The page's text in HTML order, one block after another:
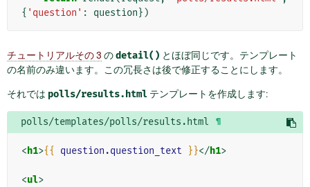
{ 'question' : question})
チュートリアルその 3 のdetail() とほぼ同じです。テンプレート
の名前のみ違います。この冗長さは後で修正することにします。
それでは polls/results.html テンプレートを作成します:
polls/templates/polls/results.html ¶
<h1>{{ question.question_text }}</h1>
<ul>